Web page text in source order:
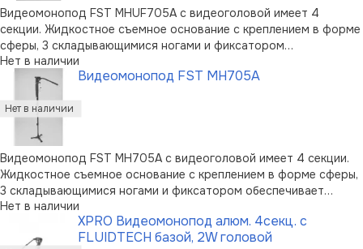
Видеомонопод FST MHUF705A с видеоголовой имеет 4
секции. Жидкостное съемное основание с креплением в форме
сферы, 3 складывающимися ногами и фиксатором
обеспечивает плавность видеосъемки. Улучшенная система
клипс-зажимов прочно закрепляет секции по всей длине,
предоставляя возможность выбора удоб …
Нет в наличии
Видеомонопод FST MH705A
Видеомонопод FST MH705A с видеоголовой имеет 4 секции.
Жидкостное съемное основание с креплением в форме сферы,
3 складывающимися ногами и фиксатором обеспечивает
плавность видеосъемки. Улучшенная система клипс-зажимов
прочно закрепляет секции по всей длине, предоставляя
возможность выбора удобно …
Нет в наличии
XPRO Видеомонопод алюм. 4секц. с
FLUIDTECH базой, 2W головой